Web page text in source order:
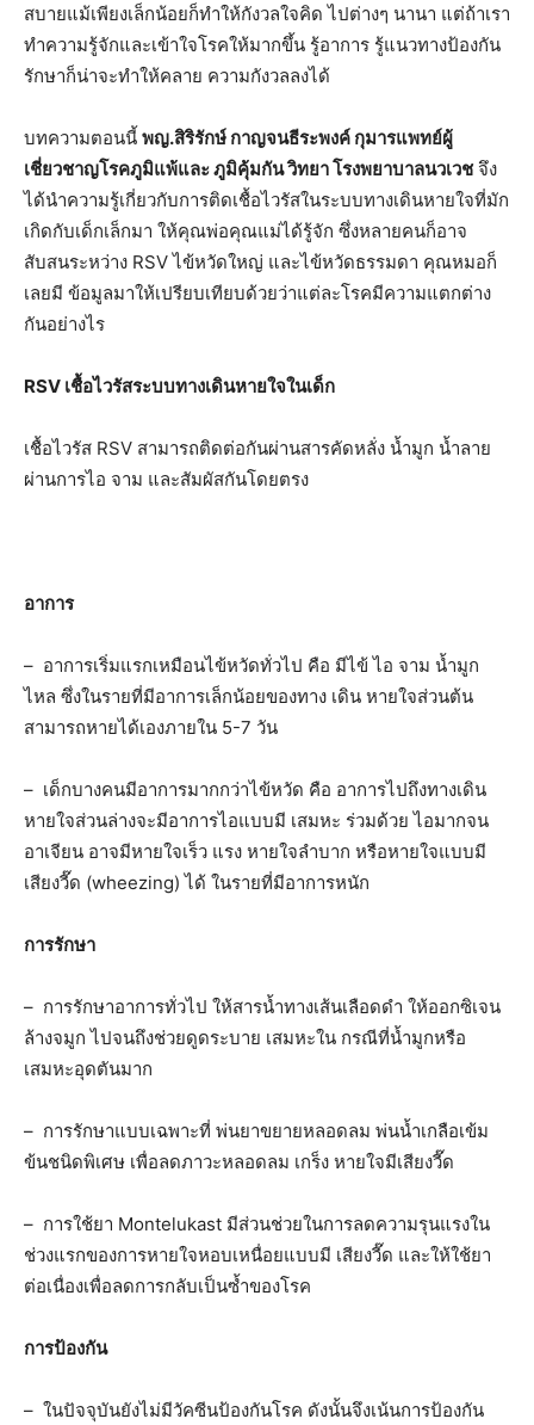
สบายแม้เพียงเล็กน้อยก็ทำให้กังวลใจคิด ไปต่างๆ นานา แต่ถ้าเรา
ทำความรู้จักและเข้าใจโรคให้มากขึ้น รู้อาการ รู้แนวทางป้องกัน
รักษาก็น่าจะทำให้คลาย ความกังวลลงได้
บทความตอนนี้ พญ.สิริรักษ์ กาญจนธีระพงค์ กุมารแพทย์ผู้
เชี่ยวชาญโรคภูมิแพ้และ ภูมิคุ้มกัน วิทยา โรงพยาบาลนวเวชจึง
ได้นำความรู้เกี่ยวกับการติดเชื้อไวรัสในระบบทางเดินหายใจที่มัก
เกิดกับเด็กเล็กมา ให้คุณพ่อคุณแม่ได้รู้จัก ซึ่งหลายคนก็อาจ
สับสนระหว่าง RSV ไข้หวัดใหญ่ และไข้หวัดธรรมดา คุณหมอก็
เลยมี ข้อมูลมาให้เปรียบเทียบด้วยว่าแต่ละโรคมีความแตกต่าง
กันอย่างไร
RSV เชื้อไวรัสระบบทางเดินหายใจในเด็ก
เชื้อไวรัส RSV สามารถติดต่อกันผ่านสารคัดหลั่ง น้ำมูก น้ำลาย
ผ่านการไอ จาม และสัมผัสกันโดยตรง
อาการ
– อาการเริ่มแรกเหมือนไข้หวัดทั่วไป คือ มีไข้ ไอ จาม น้ำมูก
ไหล ซึ่งในรายที่มีอาการเล็กน้อยของทาง เดิน หายใจส่วนต้น
สามารถหายได้เองภายใน 5-7 วัน
– เด็กบางคนมีอาการมากกว่าไข้หวัด คือ อาการไปถึงทางเดิน
หายใจส่วนล่างจะมีอาการไอแบบมี เสมหะ ร่วมด้วย ไอมากจน
อาเจียน อาจมีหายใจเร็ว แรง หายใจลำบาก หรือหายใจแบบมี
เสียงวี๊ด (wheezing) ได้ ในรายที่มีอาการหนัก
การรักษา
– การรักษาอาการทั่วไป ให้สารน้ำทางเส้นเลือดดำ ให้ออกซิเจน
ล้างจมูก ไปจนถึงช่วยดูดระบาย เสมหะใน กรณีที่น้ำมูกหรือ
เสมหะอุดตันมาก
– การรักษาแบบเฉพาะที่ พ่นยาขยายหลอดลม พ่นน้ำเกลือเข้ม
ข้นชนิดพิเศษ เพื่อลดภาวะหลอดลม เกร็ง หายใจมีเสียงวี๊ด
– การใช้ยา Montelukast มีส่วนช่วยในการลดความรุนแรงใน
ช่วงแรกของการหายใจหอบเหนื่อยแบบมี เสียงวี๊ด และให้ใช้ยา
ต่อเนื่องเพื่อลดการกลับเป็นซ้ำของโรค
การป้องกัน
– ในปัจจุบันยังไม่มีวัคซีนป้องกันโรค ดังนั้นจึงเน้นการป้องกัน